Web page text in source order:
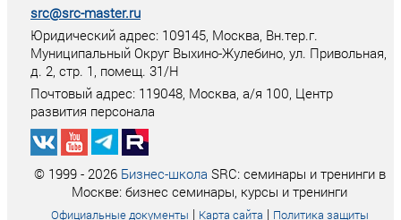
src@src-master.ru
Юридический адрес: 109145, Москва, Вн.тер.г.
Муниципальный Округ Выхино-Жулебино, ул. Привольная,
д. 2, стр. 1, помещ. 31/Н
Почтовый адрес: 119048, Москва, а/я 100, Центр
развития персонала
© 1999 - 2026 Бизнес-школа SRC: семинары и тренинги в
Москве: бизнес семинары, курсы и тренинги
Официальные документы | Карта сайта | Политика защиты